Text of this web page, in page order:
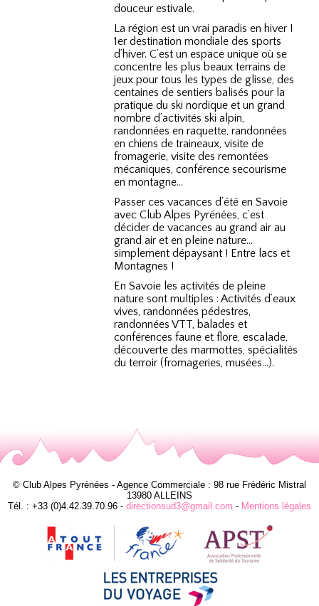
douceur estivale.
La région est un vrai paradis en hiver !
1er destination mondiale des sports
d’hiver. C’est un espace unique où se
concentre les plus beaux terrains de
jeux pour tous les types de glisse, des
centaines de sentiers balisés pour la
pratique du ski nordique et un grand
nombre d’activités ski alpin,
randonnées en raquette, randonnées
en chiens de traineaux, visite de
fromagerie, visite des remontées
mécaniques, conférence secourisme
en montagne…
Passer ces vacances d’été en Savoie
avec Club Alpes Pyrénées, c’est
décider de vacances au grand air au
grand air et en pleine nature…
simplement dépaysant ! Entre lacs et
Montagnes !
En Savoie les activités de pleine
nature sont multiples : Activités d’eaux
vives, randonnées pédestres,
randonnées VTT, balades et
conférences faune et flore, escalade,
découverte des marmottes, spécialités
du terroir (fromageries, musées…).
© Club Alpes Pyrénées - Agence Commerciale : 98 rue Frédéric Mistral
13980 ALLEINS
Tél. : +33 (0)4.42.39.70.96 - directionsud3@gmail.com - Mentions légales